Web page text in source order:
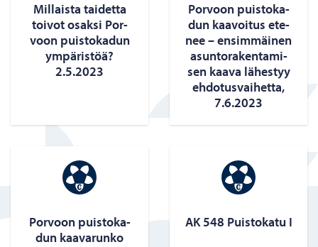
Mil­lais­ta tai­det­ta
toi­vot osak­si Por­
voon puis­to­ka­dun
ym­pä­ris­töä?
2.5.2023
Por­voon puis­to­ka­
dun kaa­voi­tus ete­
nee – en­sim­mäi­nen
asun­to­ra­ken­ta­mi­
sen kaava lä­hes­tyy
eh­do­tus­vai­het­ta,
7.6.2023
Por­voon puis­to­ka­
dun kaa­va­run­ko
AK 548 Puis­to­ka­tu I